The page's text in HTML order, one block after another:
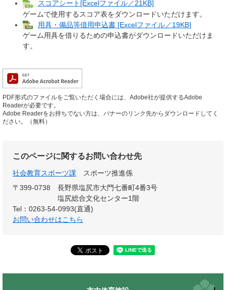
スコアシート[Excelファイル／21KB]
ゲームで使用するスコア表をダウンロードいただけます。
用具・備品等借用申込書 [Excelファイル／19KB]
ゲーム用具を借りるための申込書がダウンロードいただけま
す。
PDF形式のファイルをご覧いただく場合には、Adobe社が提供するAdobe
Readerが必要です。
Adobe Readerをお持ちでない方は、バナーのリンク先からダウンロードしてく
ださい。（無料）
このページに関するお問い合わせ先
社会教育スポーツ課
スポーツ推進係
〒399-0738
長野県塩尻市大門七番町4番3号
塩尻総合文化センター1階
Tel：0263-54-0993(直通)
お問い合わせはこちら